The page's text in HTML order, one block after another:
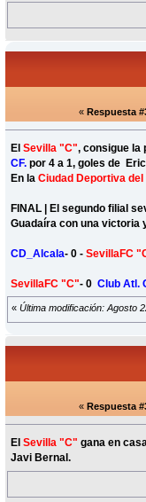
« Respuesta
ElSevilla "C", consigue la
CF. por 4 a 1, goles de
En laCiudad Deportiva
FINAL | El segundo filial
Guadaíra con una victoria
CD_Alcala- 0 - SevillaFC
SevillaFC "C"- 0Club Atl.
« Última modificación: Agosto
« Respuesta
ElSevilla "C"gana en
Javi Bernal.